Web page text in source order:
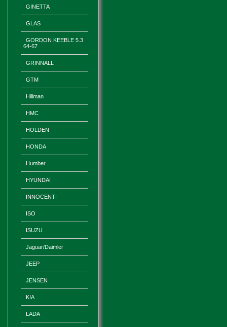
GINETTA
GLAS
GORDON KEEBLE 5.3
64-67
GRINNALL
GTM
Hillman
HMC
HOLDEN
HONDA
Humber
HYUNDAI
INNOCENTI
ISO
ISUZU
Jaguar/Daimler
JEEP
JENSEN
KIA
LADA